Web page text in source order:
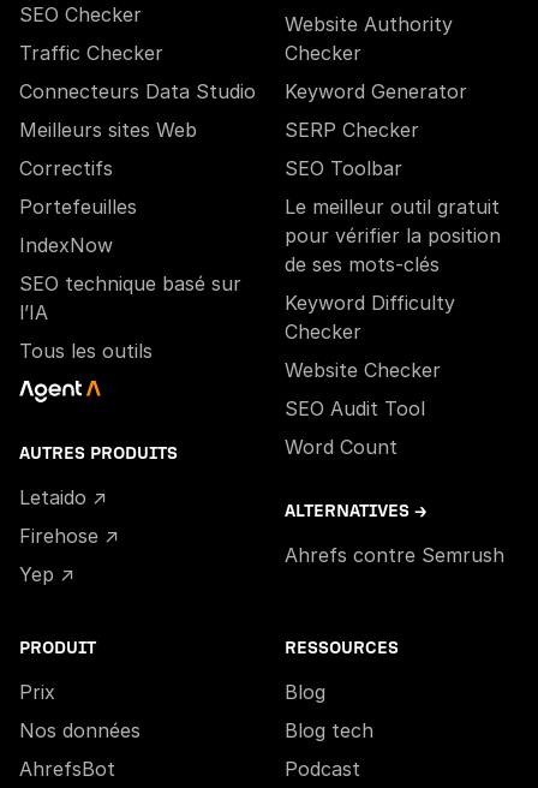
SEO Checker
Traffic Checker
Connecteurs Data Studio
Meilleurs sites Web
Correctifs
Portefeuilles
IndexNow
SEO technique basé sur
l’IA
Tous les outils
AUTRES PRODUITS
Letaido ↗
Firehose ↗
Yep ↗
Website Authority
Checker
Keyword Generator
SERP Checker
SEO Toolbar
Le meilleur outil gratuit
pour vérifier la position
de ses mots-clés
Keyword Difficulty
Checker
Website Checker
SEO Audit Tool
Word Count
ALTERNATIVES →
Ahrefs contre Semrush
PRODUIT
Prix
Nos données
AhrefsBot
RESSOURCES
Blog
Blog tech
Podcast